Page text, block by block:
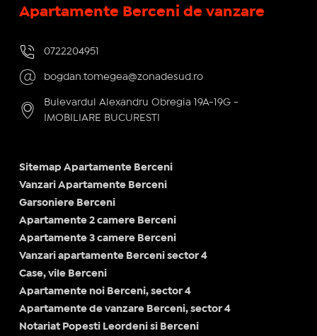
Apartamente Berceni de vanzare
0722204951
bogdan.tomegea@zonadesud.ro
Bulevardul Alexandru Obregia 19A-19G -
IMOBILIARE BUCURESTI
Sitemap Apartamente Berceni
Vanzari Apartamente Berceni
Garsoniere Berceni
Apartamente 2 camere Berceni
Apartamente 3 camere Berceni
Vanzari apartamente Berceni sector 4
Case, vile Berceni
Apartamente noi Berceni, sector 4
Apartamente de vanzare Berceni, sector 4
Notariat Popesti Leordeni si Berceni